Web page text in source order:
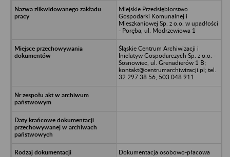
Miejskie Przedsiębiorstwo
Gospodarki Komunalnej i
Mieszkaniowej Sp. z o.o. w upadłości
- Poręba, ul. Modrzewiowa 1
Śląskie Centrum Archiwizacji i
Iniclatyw Gospodarczych Sp. z o.o. -
Sosnowiec, ul. Grenadierów 1 B;
kontakt@centrumarchiwizacji.pl; tel.
32 297 38 56, 503 048 911
Dokumentacja osobowo-płacowa